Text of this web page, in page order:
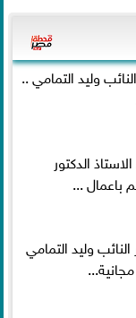
وليد التمامي ..
الدكتور
باعمال ...
وليد التمامي